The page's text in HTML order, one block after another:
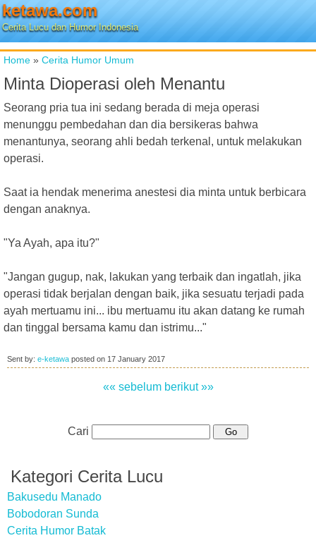
ketawa.com
Cerita Lucu dan Humor Indonesia
Home » Cerita Humor Umum
Minta Dioperasi oleh Menantu
Seorang pria tua ini sedang berada di meja operasi
menunggu pembedahan dan dia bersikeras bahwa
menantunya, seorang ahli bedah terkenal, untuk melakukan
operasi.
Saat ia hendak menerima anestesi dia minta untuk berbicara
dengan anaknya.
"Ya Ayah, apa itu?"
"Jangan gugup, nak, lakukan yang terbaik dan ingatlah, jika
operasi tidak berjalan dengan baik, jika sesuatu terjadi pada
ayah mertuamu ini... ibu mertuamu itu akan datang ke rumah
dan tinggal bersama kamu dan istrimu..."
Sent by: e-ketawa posted on 17 January 2017
«« sebelum berikut »»
Cari
Kategori Cerita Lucu
Bakusedu Manado
Bobodoran Sunda
Cerita Humor Batak